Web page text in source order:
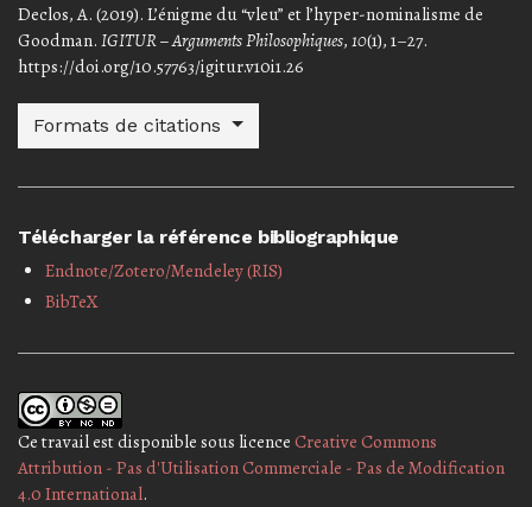
Declos, A. (2019). L’énigme du “vleu” et l’hyper-nominalisme de
Goodman. IGITUR – Arguments Philosophiques, 10(1), 1–27.
https://doi.org/10.57763/igitur.v10i1.26
Formats de citations
Télécharger la référence bibliographique
Endnote/Zotero/Mendeley (RIS)
BibTeX
Ce travail est disponible sous licence Creative Commons
Attribution - Pas d'Utilisation Commerciale - Pas de Modification
4.0 International.